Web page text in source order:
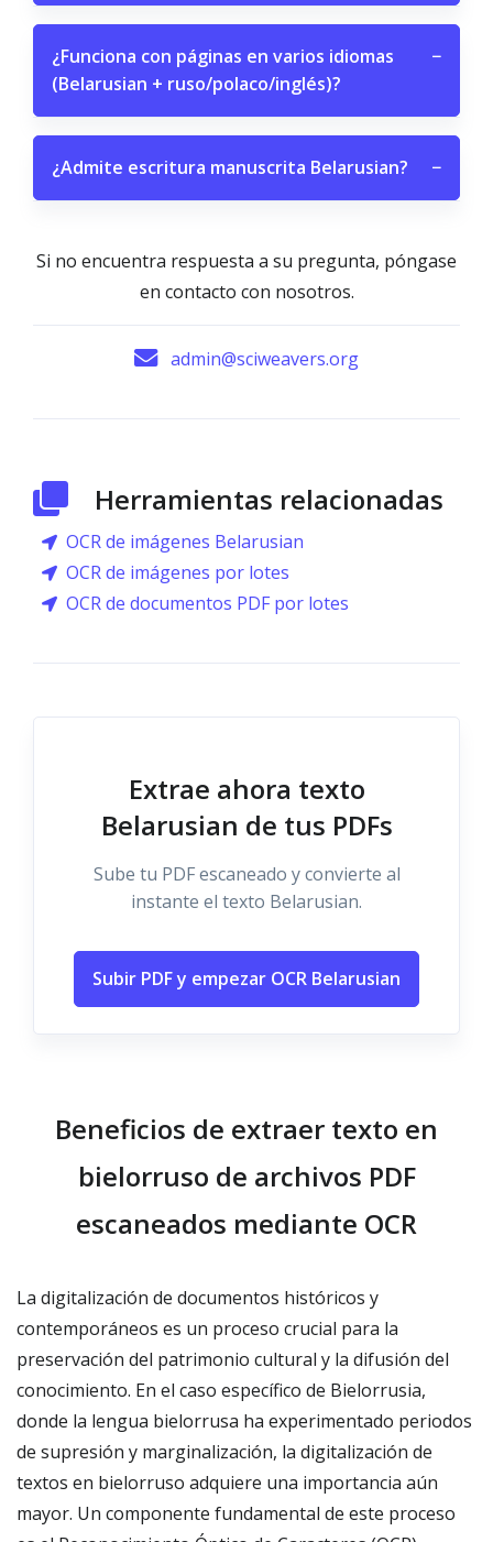
¿Funciona con páginas en varios idiomas
(Belarusian + ruso/polaco/inglés)?
−
¿Admite escritura manuscrita Belarusian? −
Si no encuentra respuesta a su pregunta, póngase
en contacto con nosotros.
admin@sciweavers.org
Herramientas relacionadas
OCR de imágenes Belarusian
OCR de imágenes por lotes
OCR de documentos PDF por lotes
Extrae ahora texto
Belarusian de tus PDFs
Sube tu PDF escaneado y convierte al
instante el texto Belarusian.
Subir PDF y empezar OCR Belarusian
Beneficios de extraer texto en
bielorruso de archivos PDF
escaneados mediante OCR
La digitalización de documentos históricos y
contemporáneos es un proceso crucial para la
preservación del patrimonio cultural y la difusión del
conocimiento. En el caso específico de Bielorrusia,
donde la lengua bielorrusa ha experimentado periodos
de supresión y marginalización, la digitalización de
textos en bielorruso adquiere una importancia aún
mayor. Un componente fundamental de este proceso